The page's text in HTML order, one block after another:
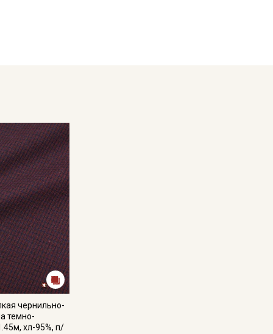
не выше 40°C, чтобы избежать усадки
на низких оборотах;
химических компонентов;
помещении, без пересушивания;
полосы (см.фото), утолщения продольных и
ткани (±2см). Для данного вида ткани это
это при заказе.
от реального цвета ткани в зависимости от
цвета рекомендуем заказать образец
и цвета перед оформлением заказа.
чернильно-
темно-
хл-95%, п/